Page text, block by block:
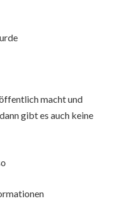
macht und
gibt es auch keine